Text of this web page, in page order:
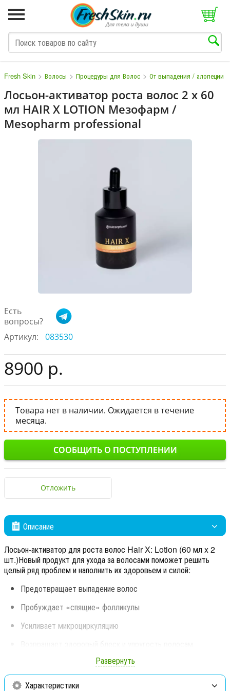
Fresh Skin > Волосы > Процедуры для Волос > От выпадения / алопеции
Лосьон-активатор роста волос 2 х 60
мл HAIR X LOTION Мезофарм /
Mesopharm professional
Есть
вопросы?
Артикул:
083530
8900 р.
Товара нет в наличии. Ожидается в течение
месяца.
СООБЩИТЬ О ПОСТУПЛЕНИИ
Отложить
Описание
Лосьон-активатор для роста волос Hair X: Lotion (60 мл x 2
шт.)Новый продукт для ухода за волосами поможет решить
целый ряд проблем и наполнить их здоровьем и силой:
Предотвращает выпадение волос
Пробуждает «спящие» фолликулы
Усиливает микроциркуляцию
Ускоряет рост, укрепляет волосяные луковицы
Не утяжеляет волосы
Развернуть
Характеристики
M N O P Q S T V